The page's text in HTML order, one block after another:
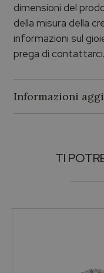
dimensioni del
della misura della
informazioni sul
prega di contattarci.
Informazioni
PALUMBO
TI